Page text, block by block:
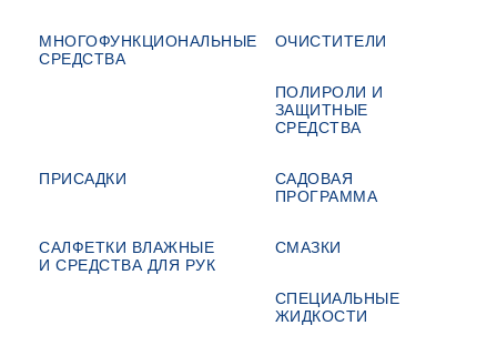
МНОГОФУНКЦИОНАЛЬНЫЕ
СРЕДСТВА
ОЧИСТИТЕЛИ
ПОЛИРОЛИ И
ЗАЩИТНЫЕ
СРЕДСТВА
ПРИСАДКИ
САДОВАЯ
ПРОГРАММА
САЛФЕТКИ ВЛАЖНЫЕ
И СРЕДСТВА ДЛЯ РУК
СМАЗКИ
СПЕЦИАЛЬНЫЕ
ЖИДКОСТИ